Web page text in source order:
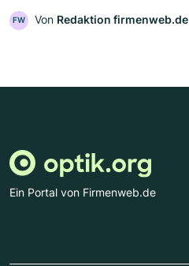
FW Von Redaktion firmenweb.de
Ein Portal von Firmenweb.de